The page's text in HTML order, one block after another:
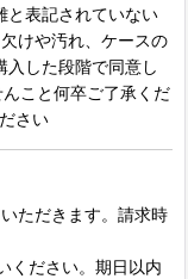
と表記されていない
けや汚れ、ケースの
入した段階で同意し
こと何卒ご了承くだ
さい
ただきます。請求時
ください。期日以内